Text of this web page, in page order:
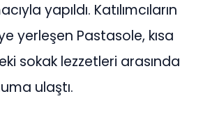
yapıldı. Katılımcıların
yerleşen Pastasole, kısa
sokak lezzetleri arasında
ulaştı.